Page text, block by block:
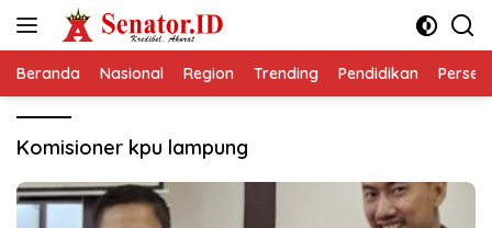
Beranda Nasional Region Trending Pendidikan
Komisioner kpu lampung